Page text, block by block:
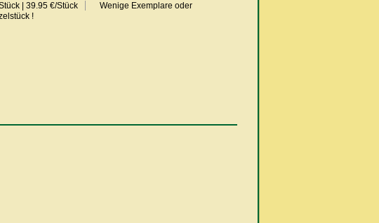
| 39.95 €/Stück
Wenige Exemplare oder
!